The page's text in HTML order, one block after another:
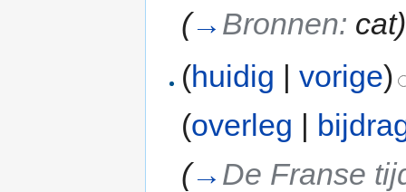
(→ Bronnen: cat)
(huidig |vorige)
(overleg |
(→ De Franse